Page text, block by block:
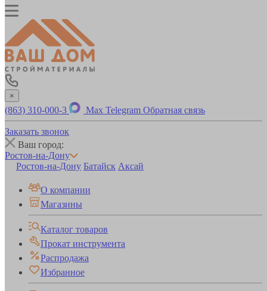
×
(863) 310-000-3 Max Telegram Обратная связь
Заказать звонок
Ваш город:
Ростов-на-Дону
Ростов-на-Дону Батайск Аксай
О компании
Магазины
Каталог товаров
Прокат инструмента
Распродажа
Избранное